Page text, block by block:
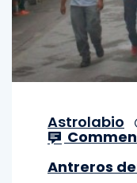
Astrolabio
Antreros